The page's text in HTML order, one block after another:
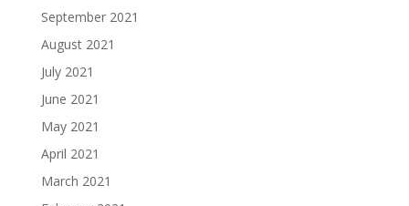
September 2021
August 2021
July 2021
June 2021
May 2021
April 2021
March 2021